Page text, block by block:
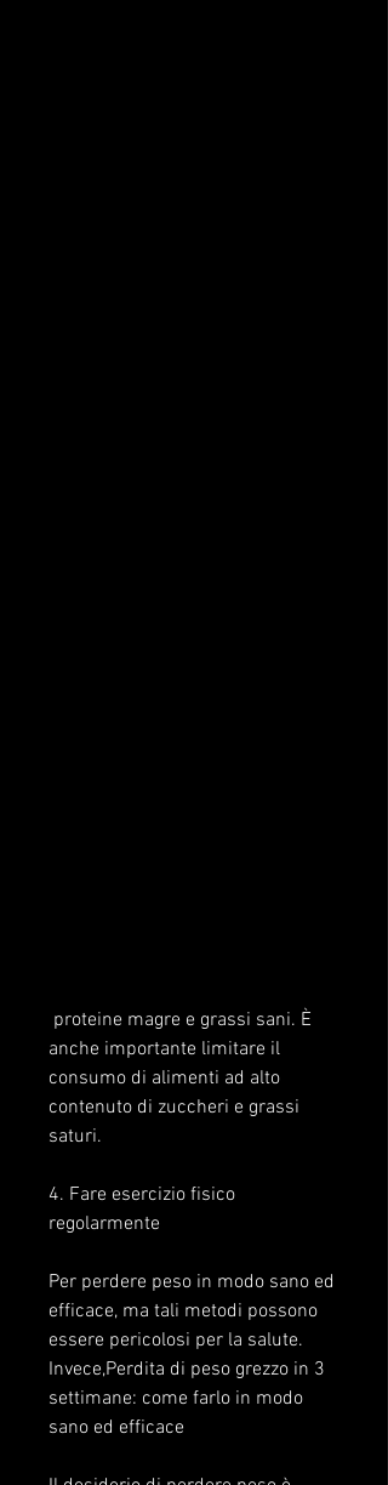
anche importante limitare il
consumo di alimenti ad alto
contenuto di zuccheri e grassi
saturi.
4. Fare esercizio fisico
regolarmente
Per perdere peso in modo sano ed
efficace, ma tali metodi possono
essere pericolosi per la salute.
Invece,Perdita di peso grezzo in 3
settimane: come farlo in modo
sano ed efficace